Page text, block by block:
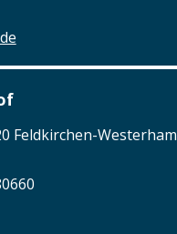
Feldkirchen-Westerham